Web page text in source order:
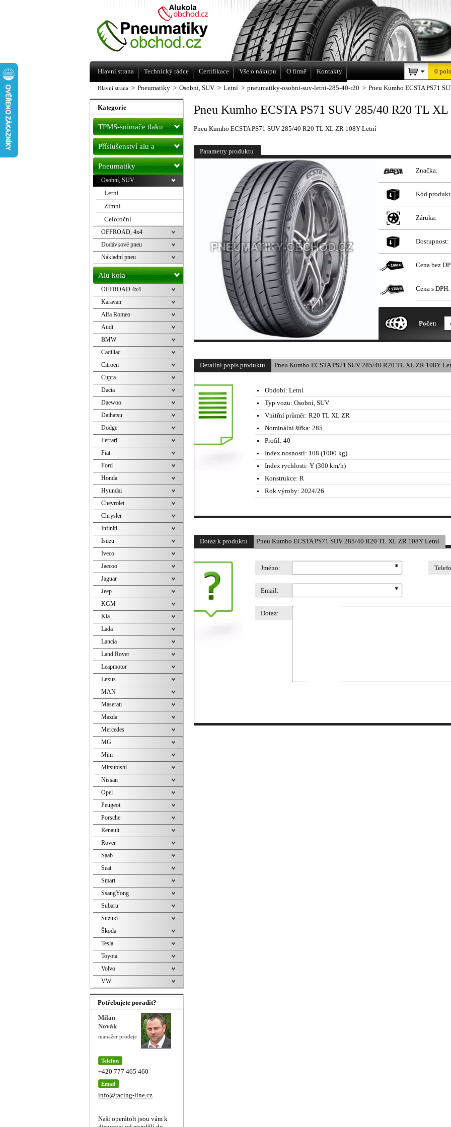
Hlavní strana > Pneumatiky > Osobní, SUV > Letní > pneumatiky-osobni-suv-letni-285-40-r20 > Pneu Kumho ECSTA PS71
Pneu Kumho ECSTA PS71 SUV 285/40 R20 TL
Pneu Kumho ECSTA PS71 SUV 285/40 R20 TL XL ZR 108Y Letní
Parametry produktu
Značka:
Kód
Záruka:
Dostupnost:
Cena bez
Cena s DPH:
Počet:
Detailní popis produktu Pneu Kumho ECSTA PS71 SUV 285/40 R20 TL XL ZR 108Y
Období: Letní
Typ vozu: Osobní, SUV
Vnitřní průměr: R20 TL XL ZR
Nominální šířka: 285
Profil: 40
Index nosnosti: 108 (1000 kg)
Index rychlosti: Y (300 km/h)
Konstrukce: R
Rok výroby: 2024/26
Dotaz k produktu Pneu Kumho ECSTA PS71 SUV 285/40 R20 TL XL ZR 108Y Letní
Jméno:
Email:
Dotaz:
Kategorie
TPMS-snímače tlaku
Příslušenství alu a
pneu
Pneumatiky
Osobní, SUV
Letní
Zimní
Celoroční
OFFROAD, 4x4
Dodávkové pneu
Nákladní pneu
Alu kola
OFFROAD 4x4
Karavan
Alfa Romeo
Audi
BMW
Cadillac
Citroën
Cupra
Dacia
Daewoo
Daihatsu
Dodge
Ferrari
Fiat
Ford
Honda
Hyundai
Chevrolet
Chrysler
Infiniti
Isuzu
Iveco
Jaecoo
Jaguar
Jeep
KGM
Kia
Lada
Lancia
Land Rover
Leapmotor
Lexus
MAN
Maserati
Mazda
Mercedes
MG
Mini
Mitsubishi
Nissan
Opel
Peugeot
Porsche
Renault
Rover
Saab
Seat
Smart
SsangYong
Subaru
Suzuki
Škoda
Tesla
Toyota
Volvo
VW
Potřebujete poradit?
Milan
Novák
manažer prodeje
Telefon
+420 777 465 460
Email
info@racing-line.cz
Naši operátoři jsou vám k
Levné pneumatiky letní, zimní, Alu kola
a litá kola Racing Line
Hlavní strana Technický rádce Certifikace Vše o nákupu O firmě Kontakty 0